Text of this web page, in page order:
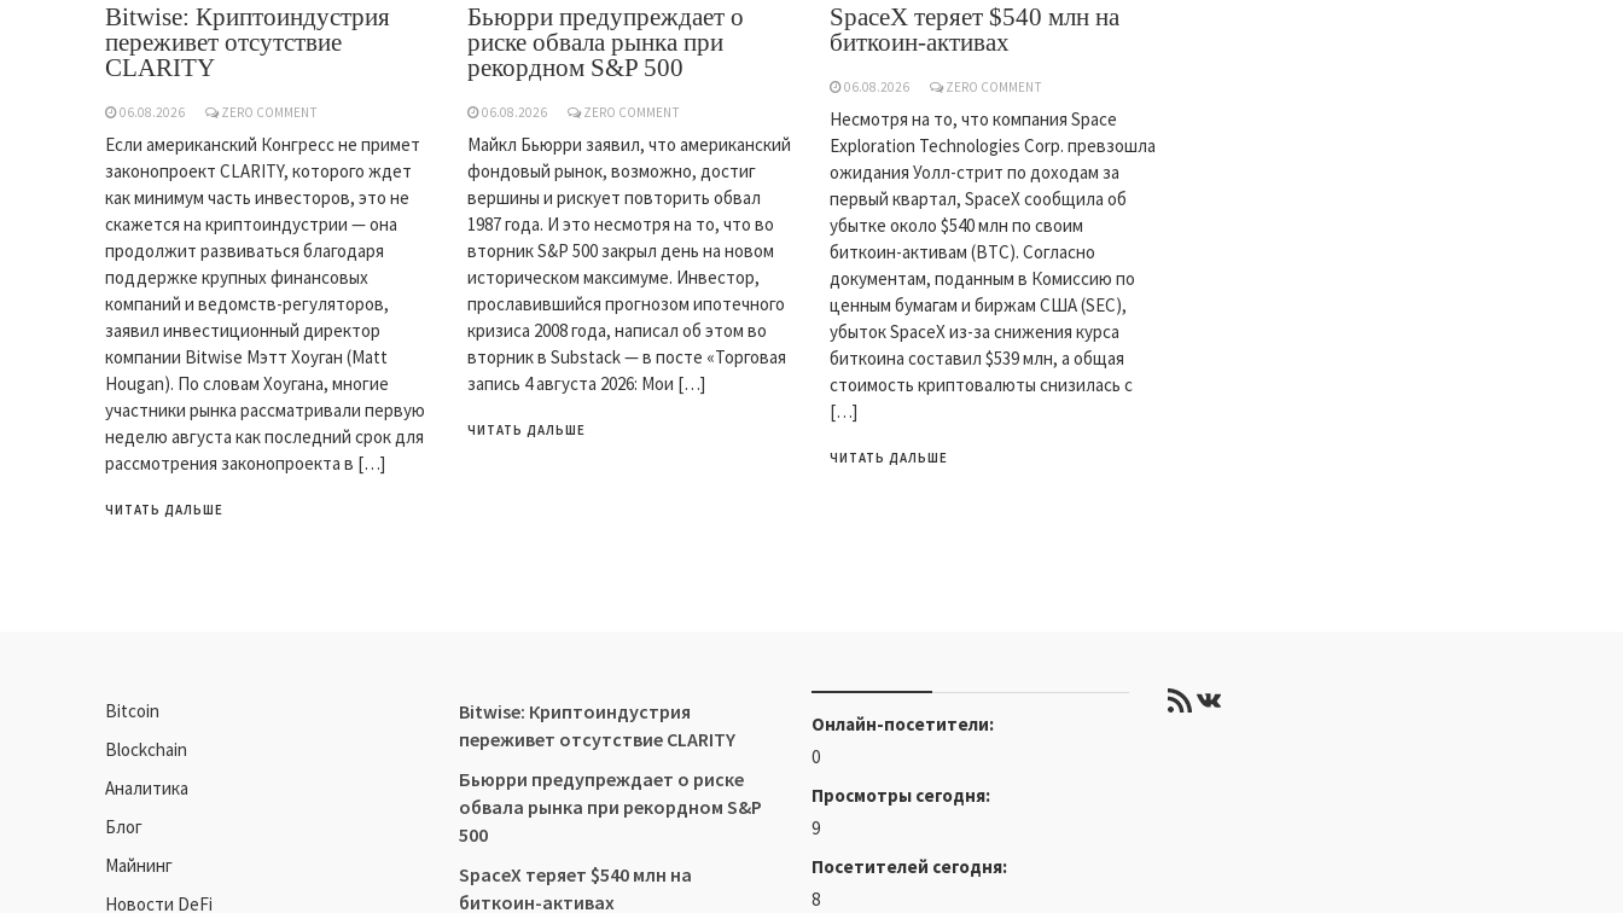
Bitwise: Криптоиндустрия
переживет отсутствие
CLARITY
06.08.2026 ZERO COMMENT
Если американский Конгресс не примет
законопроект CLARITY, которого ждет
как минимум часть инвесторов, это не
скажется на криптоиндустрии — она
продолжит развиваться благодаря
поддержке крупных финансовых
компаний и ведомств-регуляторов,
заявил инвестиционный директор
компании Bitwise Мэтт Хоуган (Matt
Hougan). По словам Хоугана, многие
участники рынка рассматривали первую
неделю августа как последний срок для
рассмотрения законопроекта в […]
ЧИТАТЬ ДАЛЬШЕ
Бьюрри предупреждает о
риске обвала рынка при
рекордном S&P 500
06.08.2026 ZERO COMMENT
Майкл Бьюрри заявил, что американский
фондовый рынок, возможно, достиг
вершины и рискует повторить обвал
1987 года. И это несмотря на то, что во
вторник S&P 500 закрыл день на новом
историческом максимуме. Инвестор,
прославившийся прогнозом ипотечного
кризиса 2008 года, написал об этом во
вторник в Substack — в посте «Торговая
запись 4 августа 2026: Мои […]
ЧИТАТЬ ДАЛЬШЕ
SpaceX теряет $540 млн на
биткоин-активах
06.08.2026 ZERO COMMENT
Несмотря на то, что компания Space
Exploration Technologies Corp. превзошла
ожидания Уолл-стрит по доходам за
первый квартал, SpaceX сообщила об
убытке около $540 млн по своим
биткоин-активам (BTC). Согласно
документам, поданным в Комиссию по
ценным бумагам и биржам США (SEC),
убыток SpaceX из-за снижения курса
биткоина составил $539 млн, а общая
стоимость криптовалюты снизилась с
[…]
ЧИТАТЬ ДАЛЬШЕ
Bitcoin
Blockchain
Аналитика
Блог
Майнинг
Новости DeFi
Bitwise: Криптоиндустрия
переживет отсутствие CLARITY
Бьюрри предупреждает о риске
обвала рынка при рекордном S&P
500
SpaceX теряет $540 млн на
биткоин-активах
Онлайн-посетители:
0
Просмотры сегодня:
9
Посетителей сегодня:
8
RSS-лентаВКонтакте